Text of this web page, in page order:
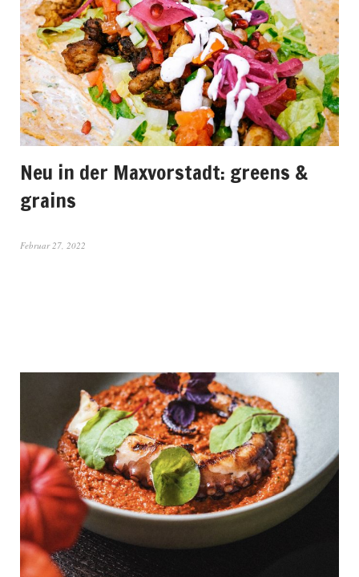
Neu in der Maxvorstadt: greens &
grains
Februar 27, 2022